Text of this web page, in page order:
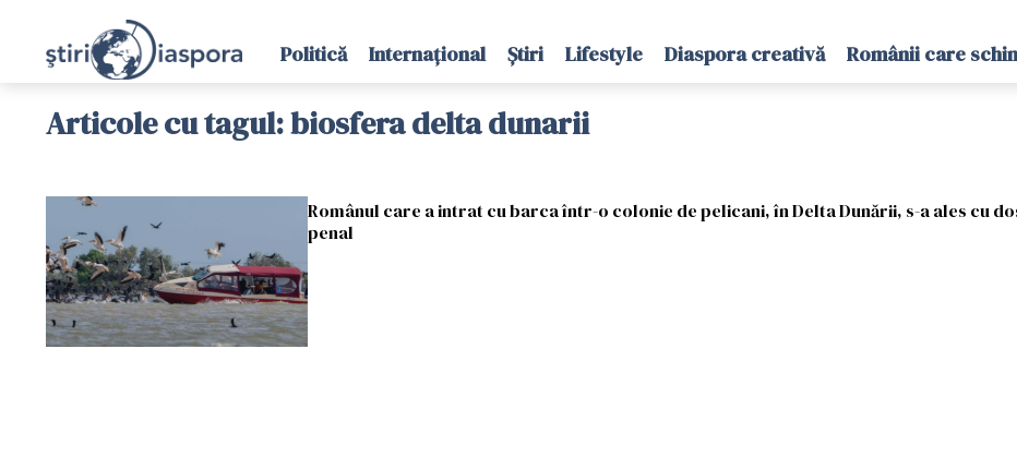
Politică Internațional Știri Lifestyle Diaspora creativă Românii care
Articole cu tagul: biosfera delta dunarii
Românul care a intrat cu barca într-o colonie de pelicani, în Delta Dunării, s-a ales cu
penal